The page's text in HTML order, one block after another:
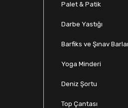
Palet & Patik
Darbe Yastığı
Barfiks ve Şınav
Yoga Minderi
Deniz Şortu
Top Çantası